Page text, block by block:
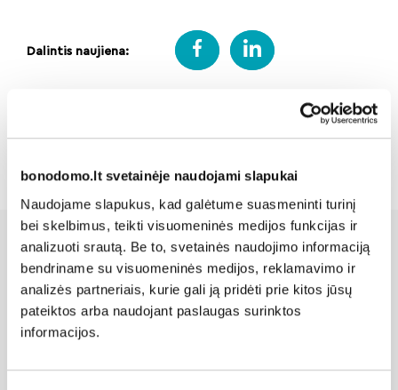
bonodomo.lt svetainėje naudojami slapukai
Naudojame slapukus, kad galėtume suasmeninti turinį
bei skelbimus, teikti visuomeninės medijos funkcijas ir
analizuoti srautą. Be to, svetainės naudojimo informaciją
bendriname su visuomeninės medijos, reklamavimo ir
analizės partneriais, kurie gali ją pridėti prie kitos jūsų
pateiktos arba naudojant paslaugas surinktos
informacijos.
Dalintis naujiena:
Susijusios naujienos